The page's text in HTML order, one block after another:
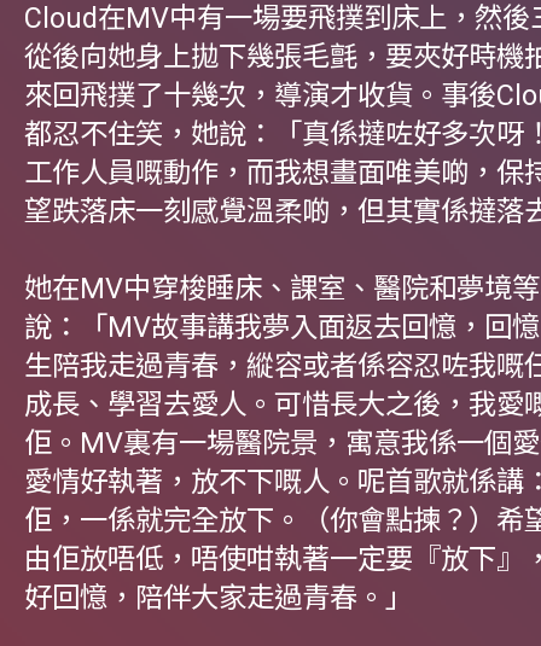
Cloud在MV中有一場要飛撲到床上，然後
從後向她身上拋下幾張毛氈，要夾好時機
來回飛撲了十幾次，導演才收貨。事後
都忍不住笑，她說：「真係撻咗好多次呀
工作人員嘅動作，而我想畫面唯美啲，保
望跌落床一刻感覺溫柔啲，但其實係撻落
她在MV中穿梭睡床、課室、醫院和夢境
說：「MV故事講我夢入面返去回憶，回
生陪我走過青春，縱容或者係容忍咗我嘅
成長、學習去愛人。可惜長大之後，我愛
佢。MV裏有一場醫院景，寓意我係一個
愛情好執著，放不下嘅人。呢首歌就係講
佢，一係就完全放下。（你會點揀？）希
由佢放唔低，唔使咁執著一定要『放下』
好回憶，陪伴大家走過青春。」